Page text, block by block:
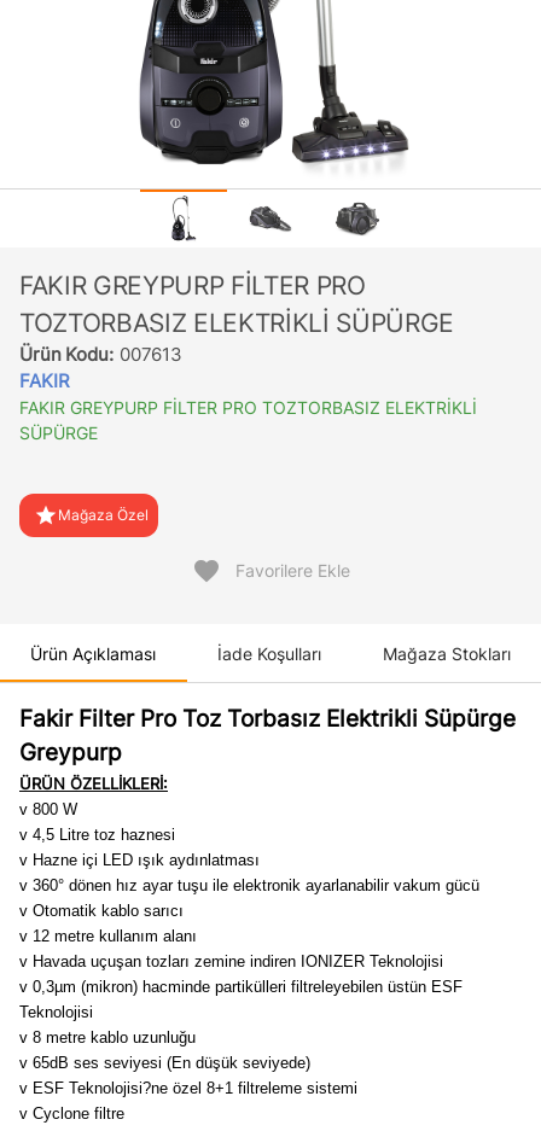
FAKIR GREYPURP FİLTER PRO
TOZTORBASIZ ELEKTRİKLİ SÜPÜRGE
Ürün Kodu: 007613
FAKIR
FAKIR GREYPURP FİLTER PRO TOZTORBASIZ ELEKTRİKLİ
SÜPÜRGE
star Mağaza Özel
favorite Favorilere Ekle
Ürün Açıklaması İade Koşulları Mağaza Stokları
Fakir Filter Pro Toz Torbasız Elektrikli Süpürge
Greypurp
ÜRÜN ÖZELLİKLERİ:
v 800 W
v 4,5 Litre toz haznesi
v Hazne içi LED ışık aydınlatması
v 360° dönen hız ayar tuşu ile elektronik ayarlanabilir vakum gücü
v Otomatik kablo sarıcı
v 12 metre kullanım alanı
v Havada uçuşan tozları zemine indiren IONIZER Teknolojisi
v 0,3µm (mikron) hacminde partikülleri filtreleyebilen üstün ESF
Teknolojisi
v 8 metre kablo uzunluğu
v 65dB ses seviyesi (En düşük seviyede)
v ESF Teknolojisi?ne özel 8+1 filtreleme sistemi
v Cyclone filtre